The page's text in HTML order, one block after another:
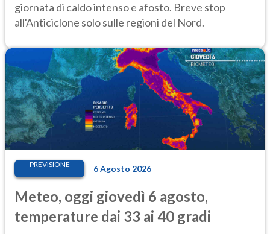
giornata di caldo intenso e afosto. Breve stop
all'Anticiclone solo sulle regioni del Nord.
PREVISIONE 6 Agosto 2026
Meteo, oggi giovedì 6 agosto,
temperature dai 33 ai 40 gradi